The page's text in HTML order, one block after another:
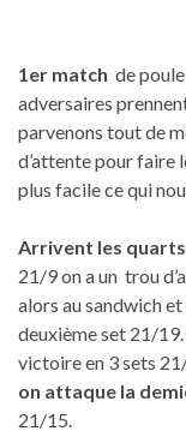
1er match de
adversaires
parvenons tout de
d’attente pour faire
plus facile ce qui
Arrivent les
21/9 on a un trou
alors au sandwich
deuxième set 21/19.
victoire en 3 sets
on attaque la
21/15.